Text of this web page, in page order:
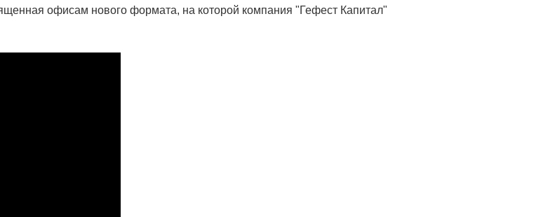
офисам нового формата, на которой компания "Гефест Капитал"